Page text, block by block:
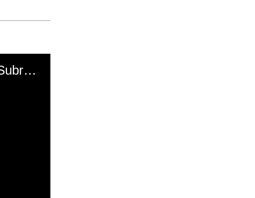
El mal momento de Yanina Gasañol con un hincha argentino en "Subrayado"